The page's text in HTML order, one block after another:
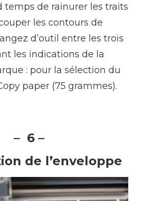
temps de rainurer les traits
les contours de
d’outil entre les trois
les indications de la
: pour la sélection du
paper (75 grammes).
– 6 –
de l’enveloppe